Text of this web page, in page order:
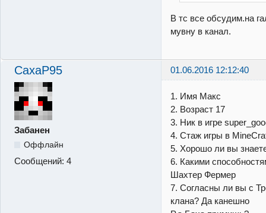
В тс все обсудим.на
мувну в канал.
CaxaP95 01.06.2016 12:12:40
Забанен
Оффлайн
Сообщений: 4
1. Имя Макс
2. Возраст 17
3. Ник в игре
4. Стаж игры в
5. Хорошо ли вы
6. Какими
Шахтер Фермер
7. Согласны ли вы с
клана? Да канешно